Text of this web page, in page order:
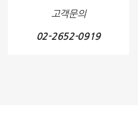
고객문의
02-2652-0919